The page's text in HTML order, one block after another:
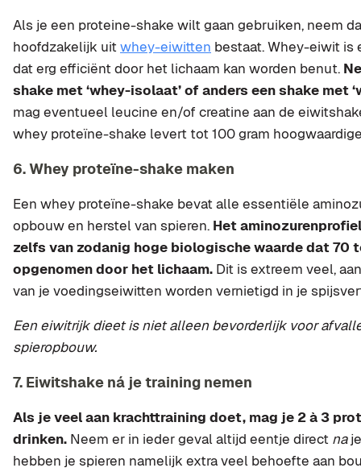
Als je een proteine-shake wilt gaan gebruiken, neem
hoofdzakelijk uit whey-eiwitten bestaat. Whey-eiwit is
dat erg efficiënt door het lichaam kan worden benut.
shake met ‘whey-isolaat’ of anders een shake met
mag eventueel leucine en/of creatine aan de
whey proteïne-shake levert tot 100 gram
6. Whey proteïne-shake maken
Een whey proteïne-shake bevat alle essentiële
opbouw en herstel van spieren. Het
zelfs van zodanig hoge biologische waarde dat 70
opgenomen door het lichaam. Dit is extreem veel,
van je voedingseiwitten worden vernietigd in je
Een eiwitrijk dieet is niet alleen bevorderlijk voor
spieropbouw.
7. Eiwitshake ná je training nemen
Als je veel aan krachttraining doet, mag je 2 à 3
drinken. Neem er in ieder geval altijd eentje direct na
hebben je spieren namelijk extra veel behoefte aan